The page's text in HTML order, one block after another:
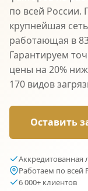
по всей России.
крупнейшая
работающая в
Гарантируем
цены на 20%
170 видов
Оставить
Аккредитованная
Работаем по всей
6 000+ клиентов